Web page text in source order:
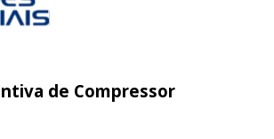
de Compressor